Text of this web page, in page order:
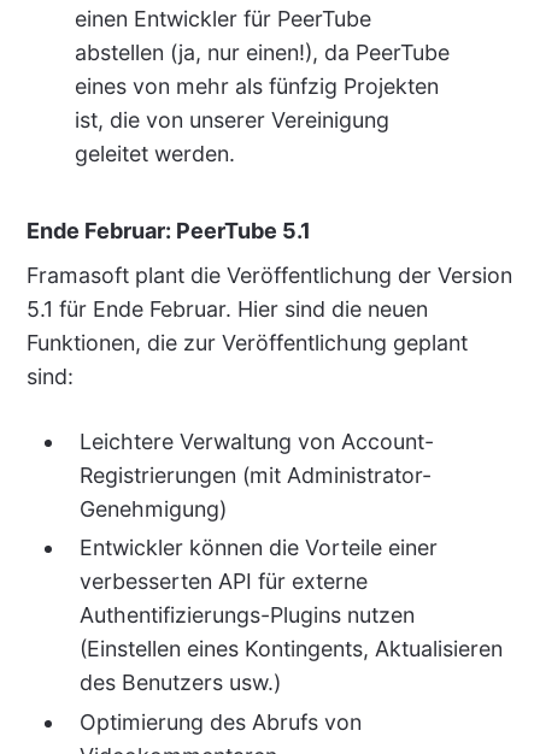
einen Entwickler für PeerTube
abstellen (ja, nur einen!), da PeerTube
eines von mehr als fünfzig Projekten
ist, die von unserer Vereinigung
geleitet werden.
Ende Februar: PeerTube 5.1
Framasoft plant die Veröffentlichung der Version
5.1 für Ende Februar. Hier sind die neuen
Funktionen, die zur Veröffentlichung geplant
sind:
Leichtere Verwaltung von Account-
Registrierungen (mit Administrator-
Genehmigung)
Entwickler können die Vorteile einer
verbesserten API für externe
Authentifizierungs-Plugins nutzen
(Einstellen eines Kontingents, Aktualisieren
des Benutzers usw.)
Optimierung des Abrufs von